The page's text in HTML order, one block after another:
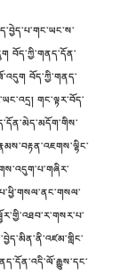
བོད་ཀྱི་གནད་དོན་
བོད་ཀྱི་གནད་
གང་ལྟར་བོད་